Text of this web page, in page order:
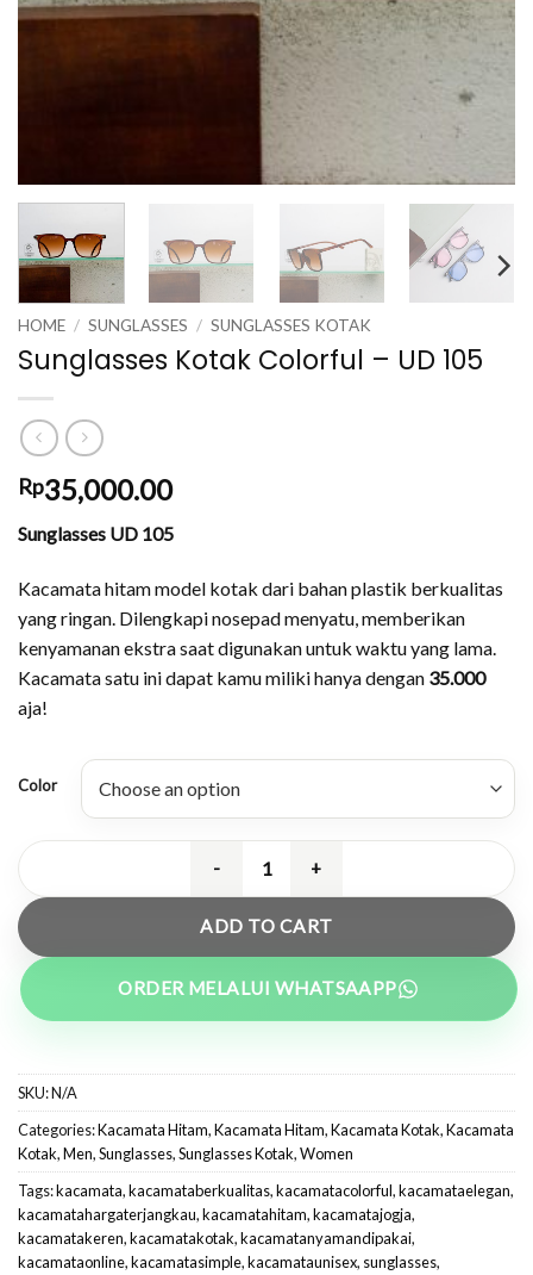
HOME / SUNGLASSES / SUNGLASSES KOTAK
Sunglasses Kotak Colorful – UD 105
Rp35,000.00
Sunglasses UD 105
Kacamata hitam model kotak dari bahan plastik berkualitas
yang ringan. Dilengkapi nosepad menyatu, memberikan
kenyamanan ekstra saat digunakan untuk waktu yang lama.
Kacamata satu ini dapat kamu miliki hanya dengan 35.000
aja!
Color
Sunglasses Kotak Colorful - UD
ADD TO CART
ORDER MELALUI WHATSAAPP
SKU:N/A
Categories:Kacamata Hitam,Kacamata Hitam,Kacamata Kotak,Kacamata
Kotak,Men,Sunglasses,Sunglasses Kotak,Women
Tags:kacamata,kacamataberkualitas,kacamatacolorful,kacamataelegan,
kacamatahargaterjangkau,kacamatahitam,kacamatajogja,
kacamatakeren,kacamatakotak,kacamatanyamandipakai,
kacamataonline,kacamatasimple,kacamataunisex, sunglasses,